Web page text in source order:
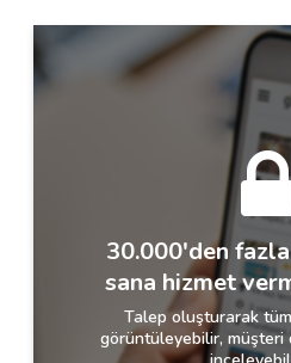
30.000'den
sana hizmet
Talep oluşturarak
görüntüleyebilir, müşteri